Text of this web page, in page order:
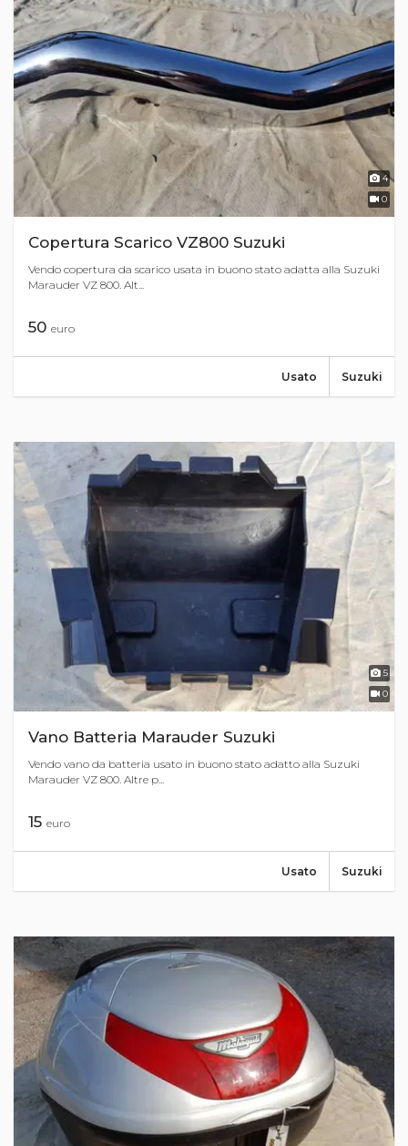
4
0
Copertura Scarico VZ800 Suzuki
Vendo copertura da scarico usata in buono stato adatta alla Suzuki
Marauder VZ 800. Alt...
50 euro
Suzuki
Usato
5
0
Vano Batteria Marauder Suzuki
Vendo vano da batteria usato in buono stato adatto alla Suzuki
Marauder VZ 800. Altre p...
15 euro
Suzuki
Usato